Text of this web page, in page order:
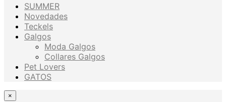
SUMMER
Novedades
Teckels
Galgos
Moda Galgos
Collares Galgos
Pet Lovers
GATOS
×